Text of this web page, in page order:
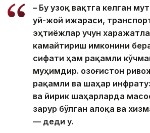
– Бу узоқ вақтга келган
уй-жой ижараси,
эҳтиёжлар учун
камайтириш имконини
сифати ҳам рақамли
муҳимдир. Қозоғистон
рақамли ва шаҳар
ва йирик шаҳарларда
зарур бўлган алоқа ва
— деди у.